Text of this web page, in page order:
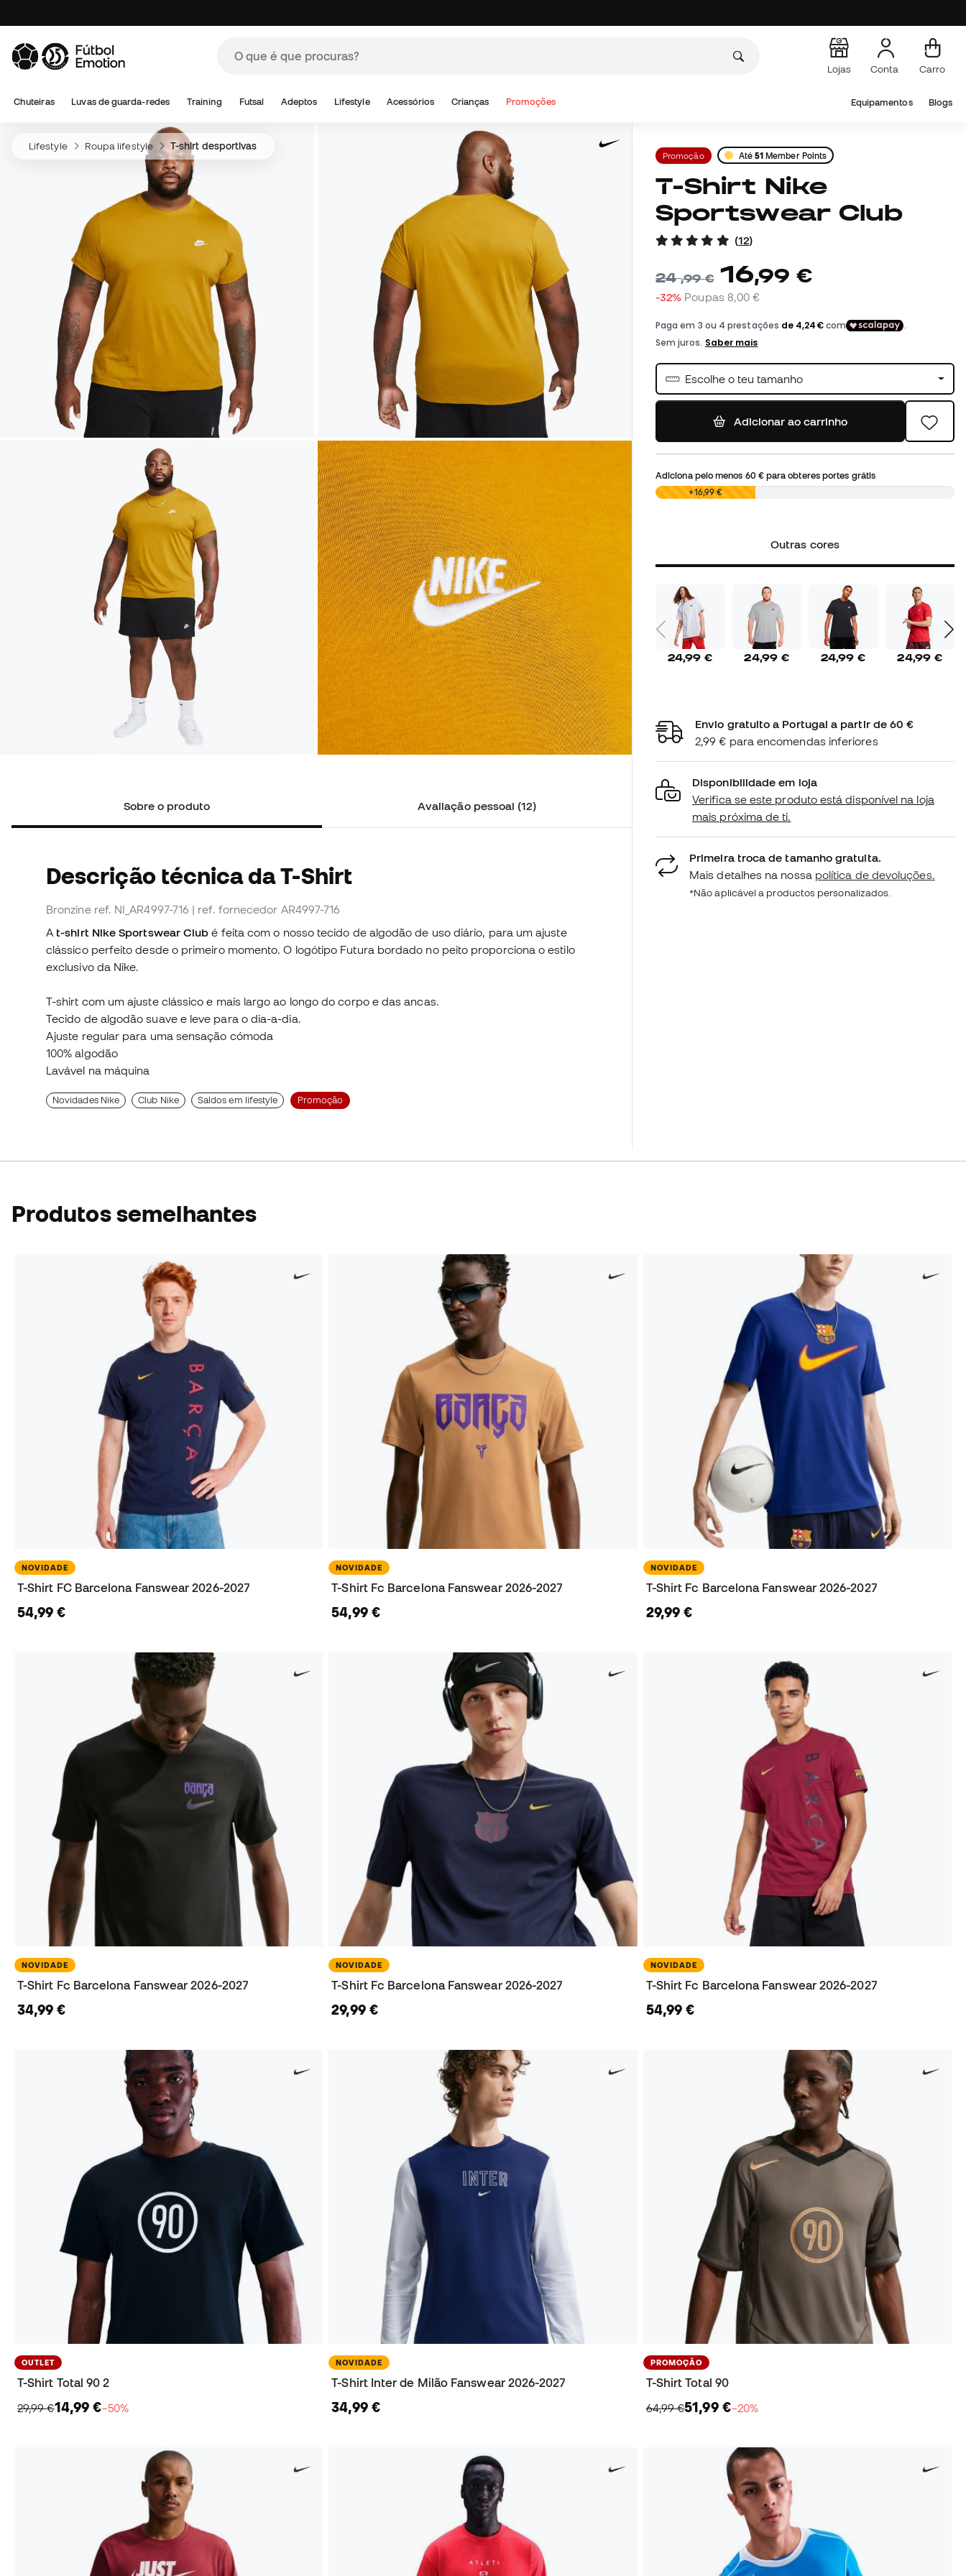
Lojas Conta Carro
Chuteiras Luvas de guarda-redes Training Futsal Adeptos Lifestyle Acessórios Crianças Promoções Equipamentos Blogs
Lifestyle Roupa lifestyle T-shirt desportivas
Sobre o produto Avaliação pessoal (12)
Descrição técnica da T-Shirt
Bronzine ref. NI_AR4997-716 | ref. fornecedor AR4997-716
A t-shirt Nike Sportswear Club é feita com o nosso tecido de algodão de uso diário, para um ajuste
clássico perfeito desde o primeiro momento. O logótipo Futura bordado no peito proporciona o estilo
exclusivo da Nike.
T-shirt com um ajuste clássico e mais largo ao longo do corpo e das ancas.
Tecido de algodão suave e leve para o dia-a-dia.
Ajuste regular para uma sensação cómoda
100% algodão
Lavável na máquina
Novidades Nike Club Nike Saldos em lifestyle Promoção
Promoção Até 51 Member Points
T-Shirt Nike
Sportswear Club
(12)
24,99 € 16,99 €
-32% Poupas 8,00 €
Escolhe o teu tamanho
Adicionar ao carrinho
Adiciona pelo menos 60 €para obteres portes grátis
0,00 € +16,99 €
Outras cores
24,99 € 24,99 € 24,99 € 24,99 €
Envio gratuito a Portugal a partir de 60 €
2,99 € para encomendas inferiores
Disponibilidade em loja
Verifica se este produto está disponível na loja
mais próxima de ti.
Primeira troca de tamanho gratuita.
Mais detalhes na nossa política de devoluções.
*Não aplicável a productos personalizados.
Produtos semelhantes
NOVIDADE
T-Shirt FC Barcelona Fanswear 2026-2027
54,99 €
NOVIDADE
T-Shirt Fc Barcelona Fanswear 2026-2027
54,99 €
NOVIDADE
T-Shirt Fc Barcelona Fanswear 2026-2027
29,99 €
NOVIDADE
T-Shirt Fc Barcelona Fanswear 2026-2027
34,99 €
NOVIDADE
T-Shirt Fc Barcelona Fanswear 2026-2027
29,99 €
NOVIDADE
T-Shirt Fc Barcelona Fanswear 2026-2027
54,99 €
OUTLET
T-Shirt Total 90 2
29,99 €14,99 €−50%
NOVIDADE
T-Shirt Inter de Milão Fanswear 2026-2027
34,99 €
PROMOÇÃO
T-Shirt Total 90
64,99 €51,99 €−20%